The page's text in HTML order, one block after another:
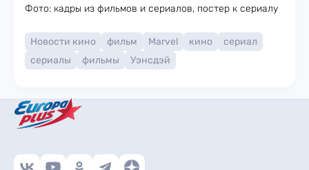
Фото: кадры из фильмов и сериалов, постер к сериалу
Новости кино фильм Marvel кино
сериал
сериалы
фильмы Уэнсдэй